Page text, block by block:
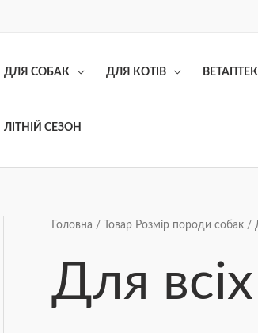
ДЛЯ СОБАК ДЛЯ КОТІВ
ЛІТНІЙ СЕЗОН
Головна / Товар Розмір породи собак /
Для
Сортування
найнижчої
до
найвищої